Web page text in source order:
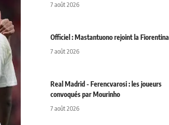
7 août 2026
Officiel : Mastantuono rejoint la Fiorentina
7 août 2026
Real Madrid - Ferencvarosi : les joueurs
convoqués par Mourinho
7 août 2026